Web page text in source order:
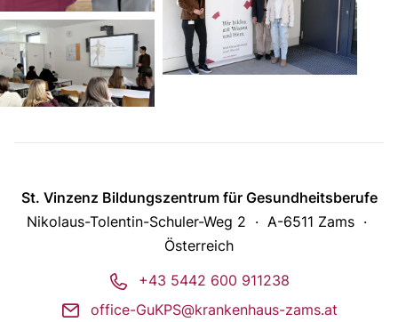
St. Vinzenz Bildungszentrum für Gesundheitsberufe
Nikolaus-Tolentin-Schuler-Weg 2
A-6511 Zams
Österreich
phone +43 5442 600 911238
mail office-GuKPS@krankenhaus-zams.at